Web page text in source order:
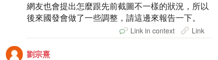
網友也會提出怎麼跟先前截圖不一樣的狀況，所以
後來國發會做了一些調整，請這邊來報告一下。
Link in context Link
劉宗熹